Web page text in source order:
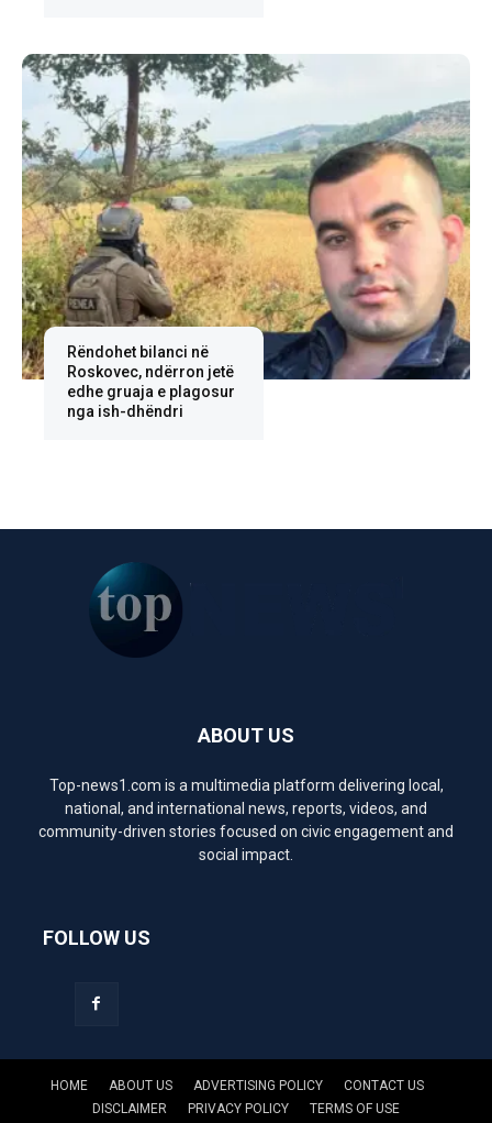
Rëndohet bilanci në
Roskovec, ndërron jetë
edhe gruaja e plagosur
nga ish-dhëndri
ABOUT US
Top-news1.com is a multimedia platform delivering local,
national, and international news, reports, videos, and
community-driven stories focused on civic engagement and
social impact.
FOLLOW US
HOME ABOUT US ADVERTISING POLICY
CONTACT US
DISCLAIMER
PRIVACY POLICY TERMS OF USE